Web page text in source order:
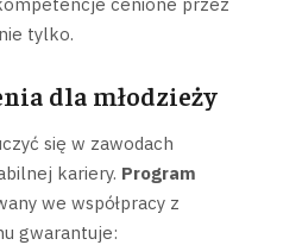
tylko.
dla młodzieży
się w zawodach
kariery. Program
we współpracy z
gwarantuje: